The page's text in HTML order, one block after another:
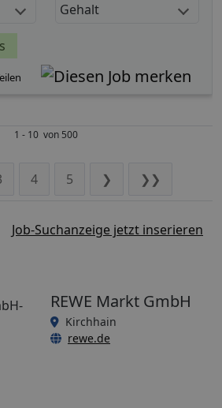
Gehalt
1 - 10 von 500
4 5 ❯ ❯❯
Job-Suchanzeige jetzt inserieren
REWE Markt GmbH
Kirchhain
rewe.de